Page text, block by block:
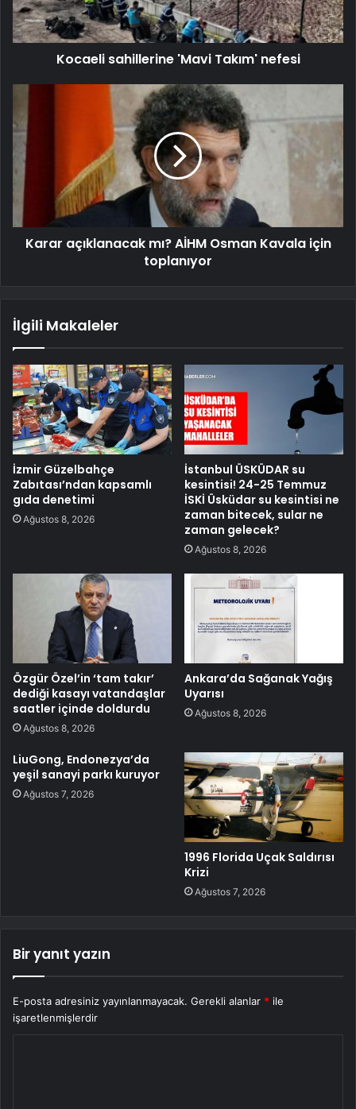
Kocaeli sahillerine 'Mavi Takım' nefesi
Karar açıklanacak mı? AİHM Osman Kavala için
toplanıyor
İlgili Makaleler
İzmir Güzelbahçe
Zabıtası’ndan kapsamlı
gıda denetimi
Ağustos 8, 2026
İstanbul ÜSKÜDAR su
kesintisi! 24-25 Temmuz
İSKİ Üsküdar su kesintisi ne
zaman bitecek, sular ne
zaman gelecek?
Ağustos 8, 2026
Özgür Özel’in ‘tam takır’
dediği kasayı vatandaşlar
saatler içinde doldurdu
Ağustos 8, 2026
Ankara’da Sağanak Yağış
Uyarısı
Ağustos 8, 2026
LiuGong, Endonezya’da
yeşil sanayi parkı kuruyor
Ağustos 7, 2026
1996 Florida Uçak Saldırısı
Krizi
Ağustos 7, 2026
Bir yanıt yazın
E-posta adresiniz yayınlanmayacak. Gerekli alanlar * ile
işaretlenmişlerdir